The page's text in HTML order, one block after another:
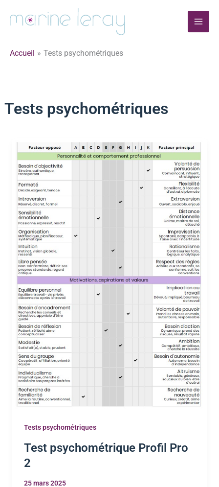
Main
Accueil Tests psychométriques
Tests psychométriques
Tests psychométriques
Test psychométrique Profil Pro
2
25 mars 2025